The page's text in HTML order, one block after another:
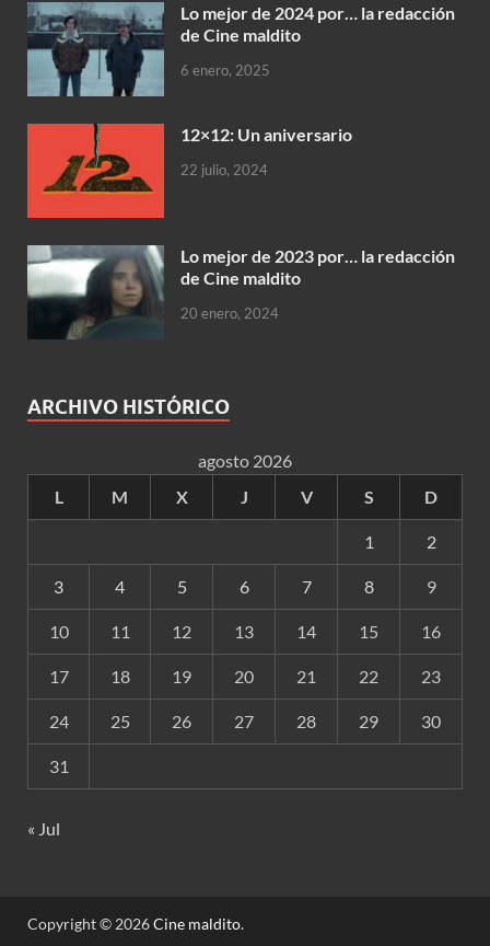
Lo mejor de 2024 por… la redacción
de Cine maldito
6 enero, 2025
12×12: Un aniversario
22 julio, 2024
Lo mejor de 2023 por… la redacción
de Cine maldito
20 enero, 2024
ARCHIVO HISTÓRICO
agosto 2026
L
M X J V S D
1 2
3 4 5 6 7 8 9
10 11 12 13 14 15 16
17 18 19 20 21 22 23
24 25 26 27 28 29 30
31
« Jul
Copyright © 2026Cine maldito.